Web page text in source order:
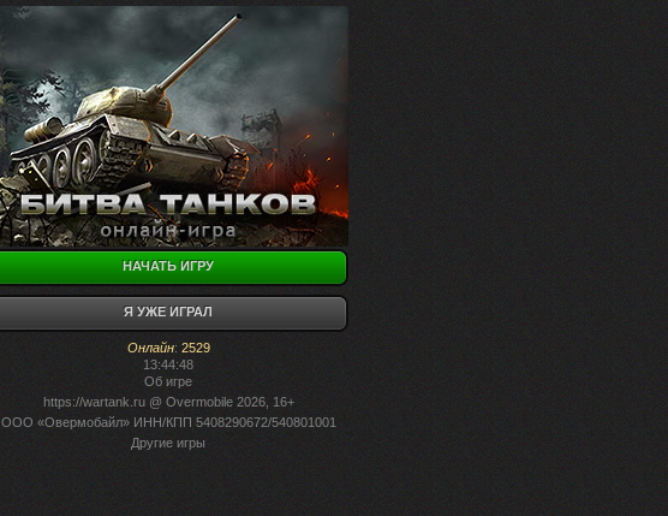
НАЧАТЬ ИГРУ
Я УЖЕ ИГРАЛ
Онлайн: 2529
13:44:48
Об игре
https://wartank.ru@ Overmobile 2026, 16+
ООО «Овермобайл» ИНН/КПП 5408290672/540801001
Другие игры